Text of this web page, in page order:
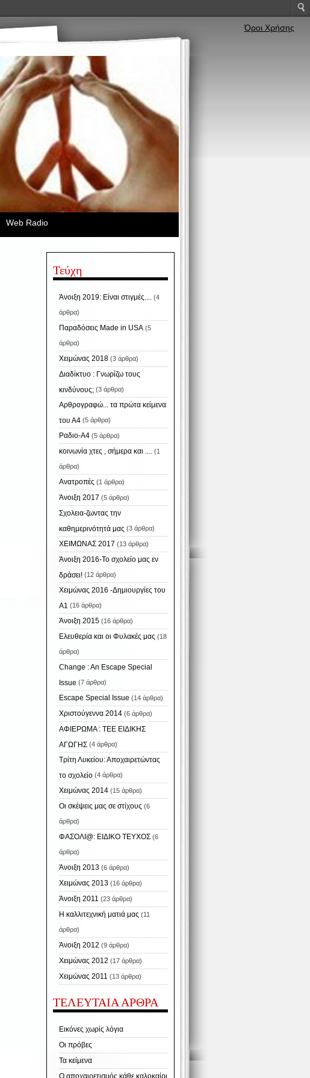
Web Radio
Τεύχη
Άνοιξη 2019: Είναι στιγμές.... (4
άρθρα)
Παραδόσεις Made in USA(5
άρθρα)
Χειμώνας 2018(3 άρθρα)
Διαδίκτυο : Γνωρίζω τους
κινδύνους;(3 άρθρα)
Αρθρογραφώ... τα πρώτα κείμενα
του Α4(5 άρθρα)
Ραδιο-Α4(5 άρθρα)
κοινωνία χτες , σήμερα και .... (1
άρθρα)
Ανατροπές (1 άρθρα)
Άνοιξη 2017 (5 άρθρα)
Σχολεια-ζωντας την
καθημερινότητά μας (3 άρθρα)
ΧΕΙΜΩΝΑΣ 2017 (13 άρθρα)
Άνοιξη 2016-Το σχολείο μας εν
δράσει!(12 άρθρα)
Χειμώνας 2016 -Δημιουργίες του
Α1 (16 άρθρα)
Άνοιξη 2015(16 άρθρα)
Ελευθερία και οι Φυλακές μας (18
άρθρα)
Change : An Escape Special
Issue (7 άρθρα)
Escape Special Issue (14 άρθρα)
Χριστούγεννα 2014(6 άρθρα)
ΑΦΙΕΡΩΜΑ : ΤΕΕ ΕΙΔΙΚΗΣ
ΑΓΩΓΗΣ(4 άρθρα)
Τρίτη Λυκείου: Αποχαιρετώντας
το σχολείο(4 άρθρα)
Χειμώνας 2014(15 άρθρα)
Οι σκέψεις μας σε στίχους (6
άρθρα)
ΦΑΣΟΛΙ@: ΕΙΔΙΚΟ ΤΕΥΧΟΣ(6
άρθρα)
Άνοιξη 2013(6 άρθρα)
Χειμώνας 2013(16 άρθρα)
Άνοιξη 2011 (23 άρθρα)
Η καλλιτεχνική ματιά μας (11
άρθρα)
Άνοιξη 2012 (9 άρθρα)
Χειμώνας 2012 (17 άρθρα)
Χειμώνας 2011 (13 άρθρα)
ΤΕΛΕΥΤΑΙΑ ΑΡΘΡΑ
Εικόνες χωρίς λόγια
Οι πρόβες
Τα κείμενα
Όροι Χρήσης